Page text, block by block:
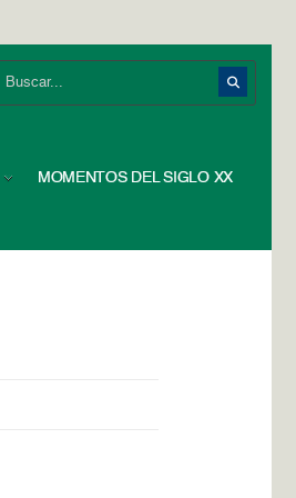
MOMENTOS DEL SIGLO XX